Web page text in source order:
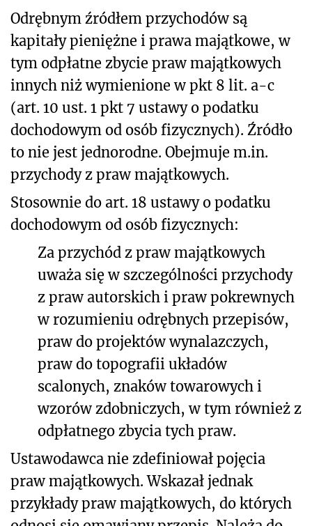
Odrębnym źródłem przychodów są
kapitały pieniężne i prawa majątkowe, w
tym odpłatne zbycie praw majątkowych
innych niż wymienione w pkt 8 lit. a-c
(art. 10 ust. 1 pkt 7 ustawy o podatku
dochodowym od osób fizycznych). Źródło
to nie jest jednorodne. Obejmuje m.in.
przychody z praw majątkowych.
Stosownie do art. 18 ustawy o podatku
dochodowym od osób fizycznych:
Za przychód z praw majątkowych
uważa się w szczególności przychody
z praw autorskich i praw pokrewnych
w rozumieniu odrębnych przepisów,
praw do projektów wynalazczych,
praw do topografii układów
scalonych, znaków towarowych i
wzorów zdobniczych, w tym również z
odpłatnego zbycia tych praw.
Ustawodawca nie zdefiniował pojęcia
praw majątkowych. Wskazał jednak
przykłady praw majątkowych, do których